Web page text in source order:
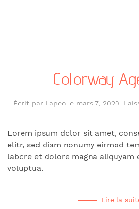
Colorway
Écrit par Lapeo le mars 7, 2020.
Lorem ipsum dolor sit amet,
elitr, sed diam nonumy eirmod
labore et dolore magna aliquyam
voluptua.
Lire la